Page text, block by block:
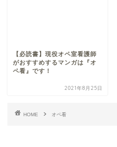
【必読書】現役オペ室看護師
がおすすめするマンガは『オ
ペ看』です！
2021年8月25日
HOME オペ看